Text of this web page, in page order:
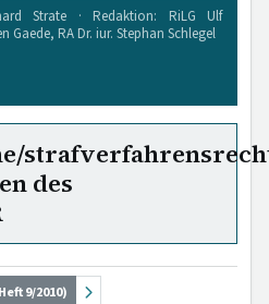
Strate · Redaktion: RiLG Ulf
Gaede, RA Dr. iur. Stephan Schlegel
des
9/2010)